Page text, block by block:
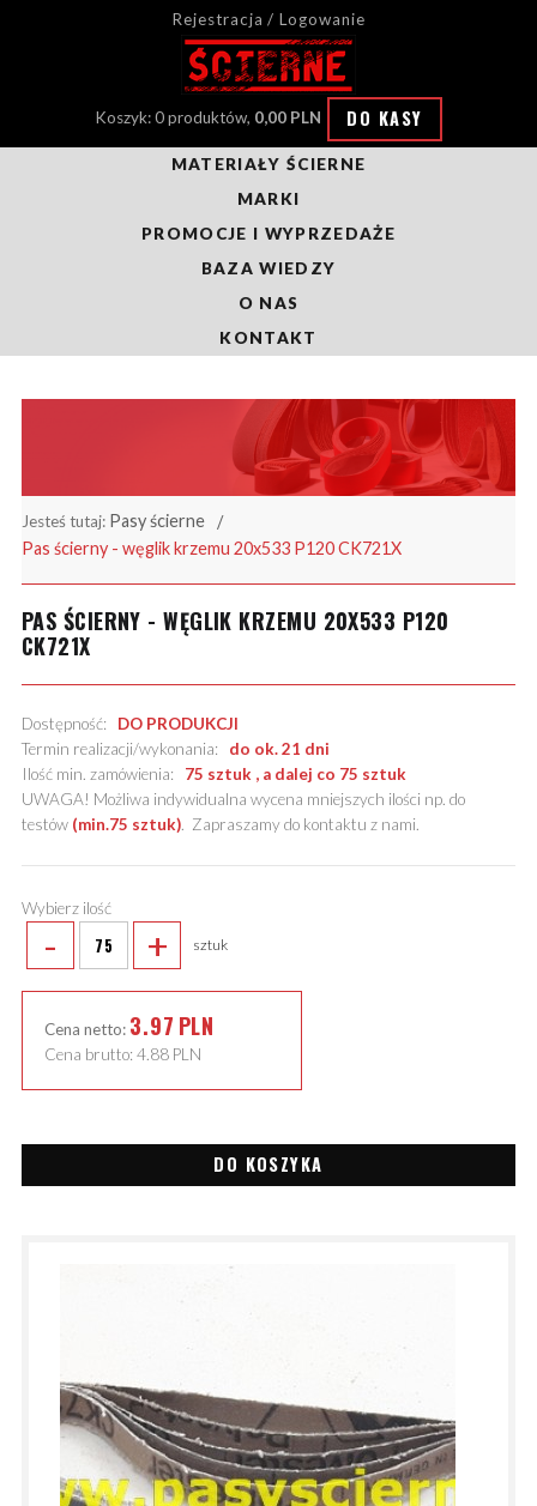
Rejestracja / Logowanie
Koszyk: 0 produktów, 0,00 PLN DO KASY
MATERIAŁY ŚCIERNE
MARKI
PROMOCJE I WYPRZEDAŻE
BAZA WIEDZY
O NAS
KONTAKT
Jesteś tutaj: Pasy ścierne
Pas ścierny - węglik krzemu 20x533 P120 CK721X
PAS ŚCIERNY - WĘGLIK KRZEMU 20X533 P120
CK721X
Dostępność: DO PRODUKCJI
Termin realizacji/wykonania: do ok. 21 dni
Ilość min. zamówienia: 75 sztuk , a dalej co 75 sztuk
UWAGA! Możliwa indywidualna wycena mniejszych ilości np. do
testów (min.75 sztuk). Zapraszamy do kontaktu z nami.
Wybierz ilość
- + sztuk
Cena netto: 3.97 PLN
Cena brutto: 4.88 PLN
DO KOSZYKA